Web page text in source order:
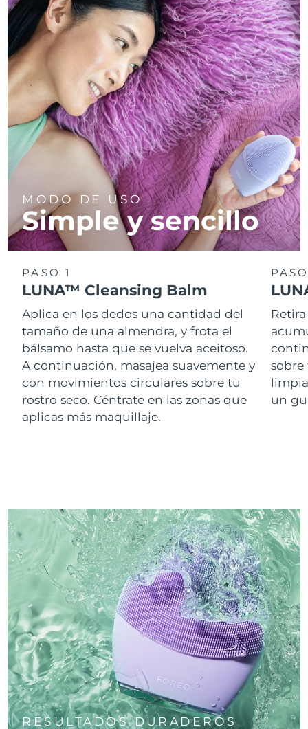
MODO DE USO
Simple y sencillo
PASO 1
LUNA™ Cleansing Balm
Aplica en los dedos una cantidad del
tamaño de una almendra, y frota el
bálsamo hasta que se vuelva aceitoso.
A continuación, masajea suavemente y
con movimientos circulares sobre tu
rostro seco. Céntrate en las zonas que
aplicas más maquillaje.
un
RESULTADOS DURADEROS